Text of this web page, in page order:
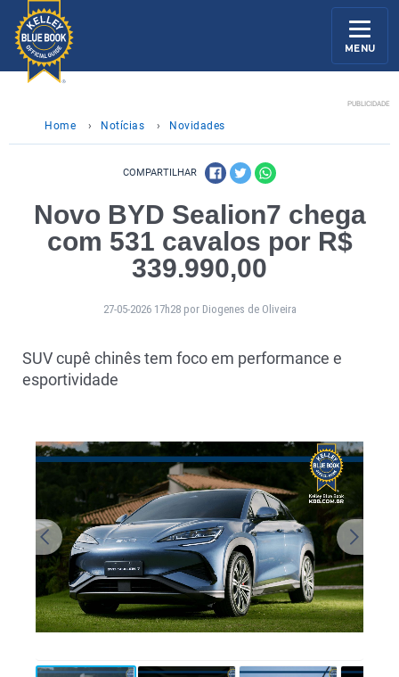
MENU
PUBLICIDADE
Home › Notícias › Novidades
COMPARTILHAR
Novo BYD Sealion7 chega
com 531 cavalos por R$
339.990,00
27-05-2026 17h28 por Diogenes de Oliveira
SUV cupê chinês tem foco em performance e
esportividade